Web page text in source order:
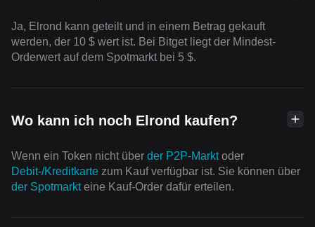
Ja, Elrond kann geteilt und in einem Betrag gekauft
werden, der 10 $ wert ist. Bei Bitget liegt der Mindest-
Orderwert auf dem Spotmarkt bei 5 $.
Wo kann ich noch Elrond kaufen?
Wenn ein Token nicht über der P2P-Marktoder
Debit-/Kreditkarte zum Kauf verfügbar ist. Sie können über
der Spotmarkteine Kauf-Order dafür erteilen.